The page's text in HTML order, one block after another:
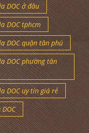
DOC ở đâu
DOC tphcm
DOC quận tân phú
DOC phường tân
DOC uy tín giá rẻ